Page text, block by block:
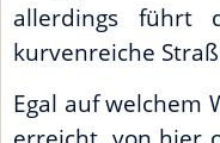
allerdings führt
kurvenreiche
Egal auf welchem